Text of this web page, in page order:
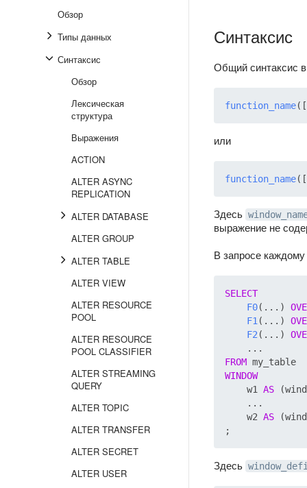
Обзор
Типы данных
Синтаксис
Обзор
Лексическая
структура
Выражения
ACTION
ALTER ASYNC
REPLICATION
ALTER DATABASE
ALTER GROUP
ALTER TABLE
ALTER VIEW
ALTER RESOURCE
POOL
ALTER RESOURCE
POOL CLASSIFIER
ALTER STREAMING
QUERY
ALTER TOPIC
ALTER TRANSFER
ALTER SECRET
ALTER USER
Синтаксис
Общий синтаксис
function_name
или
function_name
Здесь
выражение не
В запросе
SELECT
F0(...)
F1 (...)
F2 (...)
FROM
WINDOW
    w1
AS
    ...
    w2
AS
Здесь